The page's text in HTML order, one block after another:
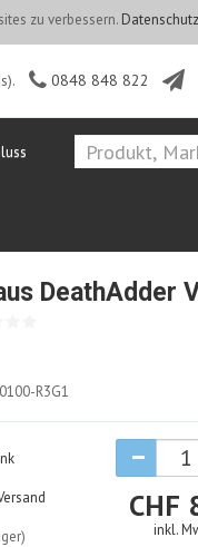
zu verbessern.
0848 848 822
DeathAdder
R3G1
CHF
inkl.